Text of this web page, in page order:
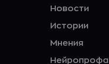
Новости
Истории
Мнения